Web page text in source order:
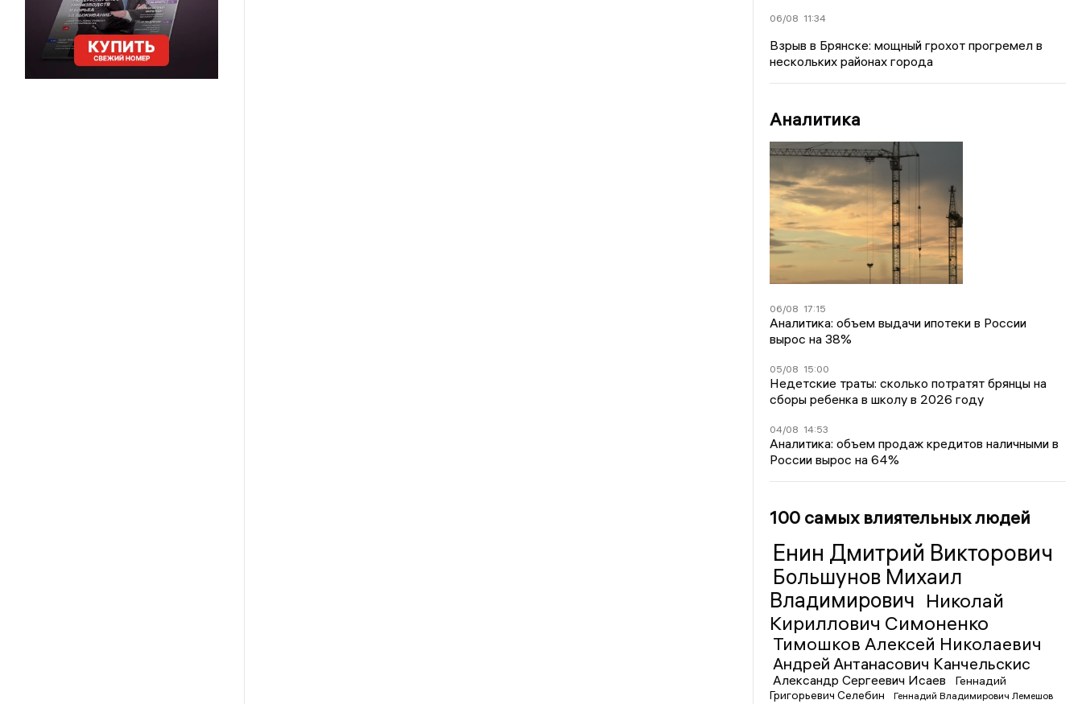
06/08 11:34
Взрыв в Брянске: мощный грохот прогремел в
нескольких районах города
Аналитика
06/08 17:15
Аналитика: объем выдачи ипотеки в России
вырос на 38%
05/08 15:00
Недетские траты: сколько потратят брянцы на
сборы ребенка в школу в 2026 году
04/08 14:53
Аналитика: объем продаж кредитов наличными в
России вырос на 64%
100 самых влиятельных людей
Енин Дмитрий Викторович
Большунов Михаил
Владимирович Николай
Кириллович Симоненко
Тимошков Алексей Николаевич
Андрей Антанасович Канчельскис
Александр Сергеевич Исаев
Геннадий
Григорьевич Селебин
Геннадий Владимирович Лемешов